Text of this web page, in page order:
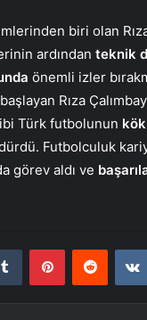
biri olan
ardından teknik
önemli izler
başlayan Rıza
Türk futbolunun
Futbolculuk
görev aldı ve
Tumblr PinterestReddit